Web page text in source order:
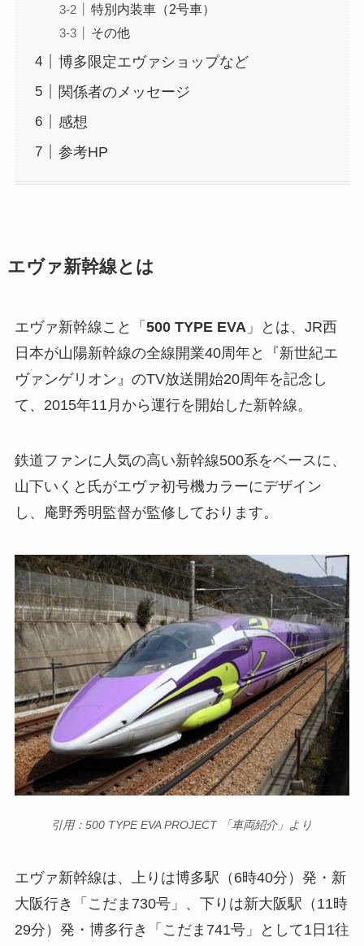
特別内装車（2号車）
その他
博多限定エヴァショップなど
関係者のメッセージ
感想
参考HP
エヴァ新幹線とは
エヴァ新幹線こと「 500 TYPE EVA」とは、JR西
日本が山陽新幹線の全線開業40周年と『新世紀エ
ヴァンゲリオン』のTV放送開始20周年を記念し
て、2015年11月から運行を開始した新幹線。
鉄道ファンに人気の高い新幹線500系をベースに、
山下いくと氏がエヴァ初号機カラーにデザイン
し、庵野秀明監督が監修しております。
引用：500 TYPE EVA PROJECT 「車両紹介」より
エヴァ新幹線は、上りは博多駅（6時40分）発・新
大阪行き「こだま730号」、下りは新大阪駅（11時
29分）発・博多行き「こだま741号」として1日1往